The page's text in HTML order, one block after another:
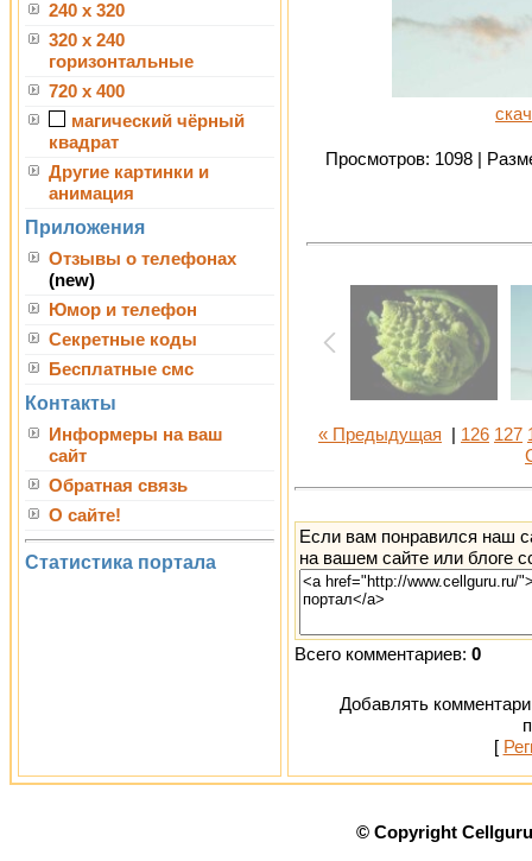
240 x 320
320 x 240
горизонтальные
720 x 400
магический чёрный
квадрат
Другие картинки и
анимация
Приложения
Отзывы о телефонах
(new)
Юмор и телефон
Секретные коды
Бесплатные смс
Контакты
Информеры на ваш
сайт
Обратная связь
О сайте!
Статистика портала
Просмотров: 1098 |
« Предыдущая 126 127
Если вам понравился наш
на вашем сайте или блоге
Всего комментариев: 0
Добавлять
[
© Copyright